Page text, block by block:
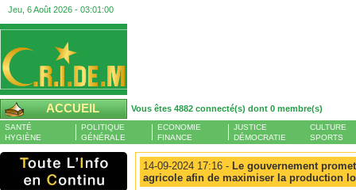
Jeu, 6 Août 2026 - 03:01:00
ACCUEIL Vous êtes 4882 connecté(s) dont 0 membre(s)
SANTÉ
HYGIÈNE
POLITIQUE
GÉNÉRALE
ECONOMIE
FINANCE
JUSTICE
DÉMOCRATIE
CULTURE
SPORTS
14-09-2024 17:16 - Le gouvernement
agricole afin de maximiser la production